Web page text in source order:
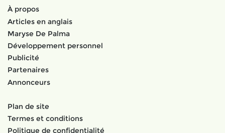
À propos
Articles en anglais
Maryse De Palma
Développement personnel
Publicité
Partenaires
Annonceurs
Plan de site
Termes et conditions
Politique de confidentialité